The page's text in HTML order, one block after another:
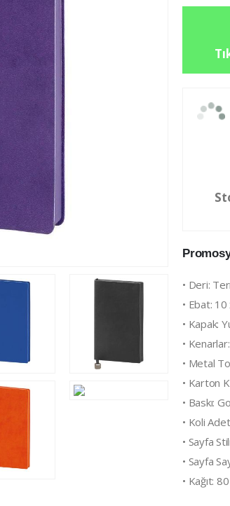
• Deri:
• Ebat:
• Kapak:
•
• Metal
• Karton
• Baskı:
• Koli
• Sayfa
• Sayfa
• Kağıt: